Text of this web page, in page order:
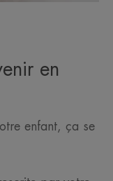
en
enfant, ça se